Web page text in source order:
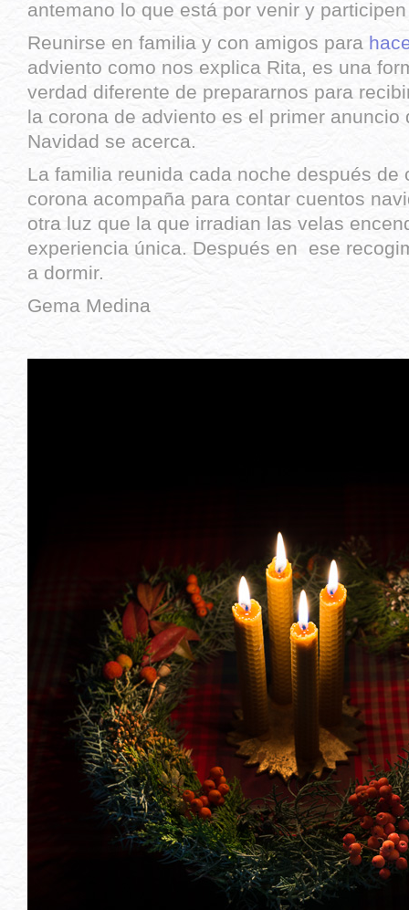
antemano lo que está por venir y
Reunirse en familia y con amigos para
adviento como nos explica Rita, es una
verdad diferente de prepararnos para
la corona de adviento es el primer anuncio
Navidad se acerca.
La familia reunida cada noche después de
corona acompaña para contar cuentos
otra luz que la que irradian las velas
experiencia única. Después en ese
a dormir.
Gema Medina